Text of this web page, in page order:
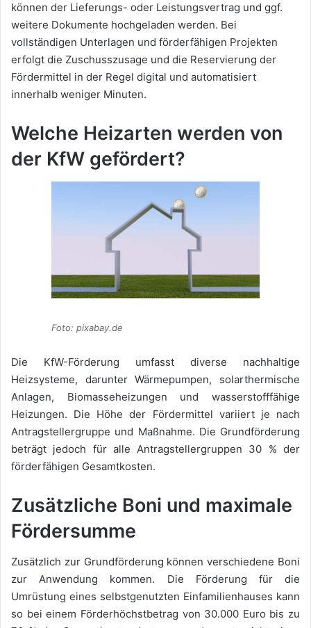
können der Lieferungs- oder Leistungsvertrag und ggf.
weitere Dokumente hochgeladen werden. Bei
vollständigen Unterlagen und förderfähigen Projekten
erfolgt die Zuschusszusage und die Reservierung der
Fördermittel in der Regel digital und automatisiert
innerhalb weniger Minuten.
Welche Heizarten werden von
der KfW gefördert?
Foto: pixabay.de
Die KfW-Förderung umfasst diverse nachhaltige
Heizsysteme, darunter Wärmepumpen, solarthermische
Anlagen, Biomasseheizungen und wasserstofffähige
Heizungen. Die Höhe der Fördermittel variiert je nach
Antragstellergruppe und Maßnahme. Die Grundförderung
beträgt jedoch für alle Antragstellergruppen 30 % der
förderfähigen Gesamtkosten.
Zusätzliche Boni und maximale
Fördersumme
Zusätzlich zur Grundförderung können verschiedene Boni
zur Anwendung kommen. Die Förderung für die
Umrüstung eines selbstgenutzten Einfamilienhauses kann
so bei einem Förderhöchstbetrag von 30.000 Euro bis zu